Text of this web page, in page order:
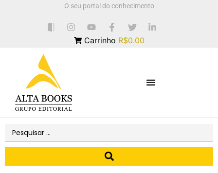
O seu portal do conhecimento
Carrinho R$0.00